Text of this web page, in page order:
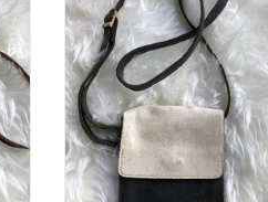
TOEVOEGEN AAN